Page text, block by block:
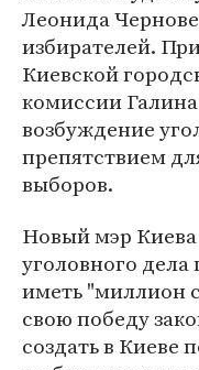
Леонида
избирателей.
Киевской
комиссии
возбуждение
препятствием
выборов.
Новый мэр
уголовного дела
иметь "миллион
свою победу
создать в Киеве